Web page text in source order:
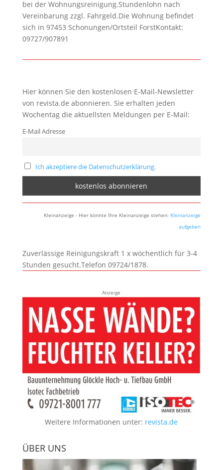
bei der Wohnungsreinigung.Stundenlohn nach
Vereinbarung zzgl. Fahrgeld.Die Wohnung befindet
sich in 97453 Schonungen/Ortsteil ForstKontakt:
09727/907891
Hier können Sie den kostenlosen E-Mail-Newsletter
von revista.de abonnieren. Sie erhalten jeden
Wochentag die aktuellsten Meldungen per E-Mail:
E-Mail Adresse
Ich akzeptiere die Datenschutzerklärung.
Kleinanzeige - Hier könnte Ihre Kleinanzeige stehen: Kleinanzeige
aufgeben
Zuverlässige Reinigungskraft 1 x wöchentlich für 3-4
Stunden gesucht.Telefon 09724/1878.
Anzeige
Weitere Informationen unter: revista.de
ÜBER UNS